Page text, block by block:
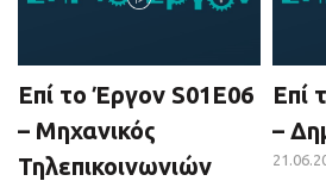
Επί το Έργον S01E06
– Μηχανικός
Τηλεπικοινωνιών
Επί
–